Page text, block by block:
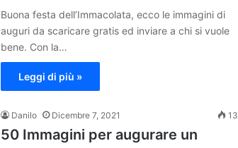
Buona festa dell’Immacolata, ecco le immagini di
auguri da scaricare gratis ed inviare a chi si vuole
bene. Con la…
Leggi di più »
Danilo Dicembre 7, 2021 13
50 Immagini per augurare un